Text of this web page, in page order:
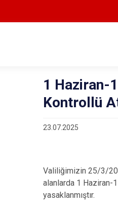
1 Haziran-
Kontrollü
23.07.2025
Valiliğimizin 25/3/
alanlarda 1 Haziran-
yasaklanmıştır.